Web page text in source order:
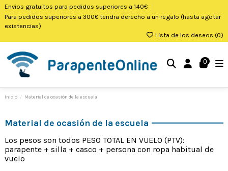
Envios gratuitos para pedidos superiores a 140€
Para pedidos superiores a 300€ tendra derecho a un regalo (hasta agotar
existencias)
Lista de los deseos (0)
0
Inicio Material de ocasión de la escuela
Material de ocasión de la escuela
Los pesos son todos PESO TOTAL EN VUELO (PTV):
parapente + silla + casco + persona con ropa habitual de
vuelo